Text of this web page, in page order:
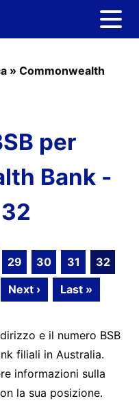
» Commonwealth
per
Bank -
29 30 31
32
Next › Last »
e il numero BSB
filiali in Australia.
informazioni sulla
la sua posizione.